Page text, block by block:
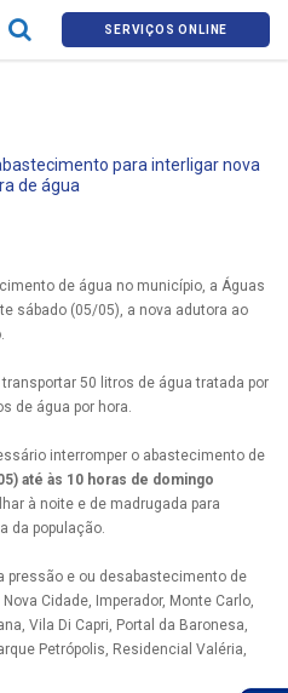
SERVIÇOS ONLINE
para interligar nova
de água
de água no município, a Águas
sábado (05/05), a nova adutora ao
50 litros de água tratada por
de água por hora.
interromper o abastecimento de
até às 10 horas de domingo
à noite e de madrugada para
da população.
pressão e ou desabastecimento de
Cidade, Imperador, Monte Carlo,
Vila Di Capri, Portal da Baronesa,
Petrópolis, Residencial Valéria,